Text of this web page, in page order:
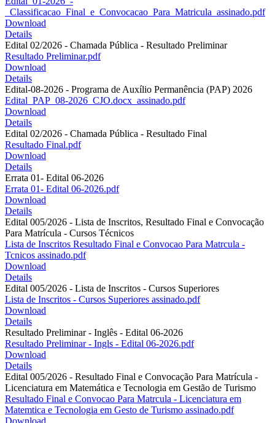
_Classificacao_Final_e_Convocacao_Para_Matricula_assinado.pdf
Download
Details
Edital 02/2026 - Chamada Pública - Resultado Preliminar
Resultado Preliminar.pdf
Download
Details
Edital-08-2026 - Programa de Auxílio Permanência (PAP) 2026
Edital_PAP_08-2026_CJO.docx_assinado.pdf
Download
Details
Edital 02/2026 - Chamada Pública - Resultado Final
Resultado Final.pdf
Download
Details
Errata 01- Edital 06-2026
Errata 01- Edital 06-2026.pdf
Download
Details
Edital 005/2026 - Lista de Inscritos, Resultado Final e Convocação
Para Matrícula - Cursos Técnicos
Lista de Inscritos Resultado Final e Convocao Para Matrcula -
Tcnicos assinado.pdf
Download
Details
Edital 005/2026 - Lista de Inscritos - Cursos Superiores
Lista de Inscritos - Cursos Superiores assinado.pdf
Download
Details
Resultado Preliminar - Inglês - Edital 06-2026
Resultado Preliminar - Ingls - Edital 06-2026.pdf
Download
Details
Edital 005/2026 - Resultado Final e Convocação Para Matrícula -
Licenciatura em Matemática e Tecnologia em Gestão de Turismo
Resultado Final e Convocao Para Matrcula - Licenciatura em
Matemtica e Tecnologia em Gesto de Turismo assinado.pdf
Download